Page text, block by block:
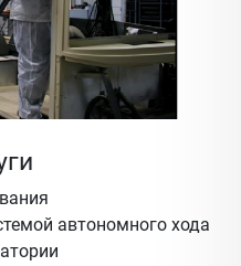
автономного хода